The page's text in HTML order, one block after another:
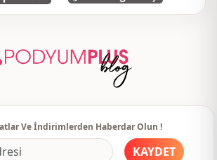
Ve İndirimlerden Haberdar Olun !
KAYDET